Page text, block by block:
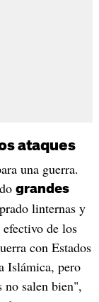
ataques
una guerra.
grandes
linternas y
de los
con Estados
Islámica, pero
no salen bien",